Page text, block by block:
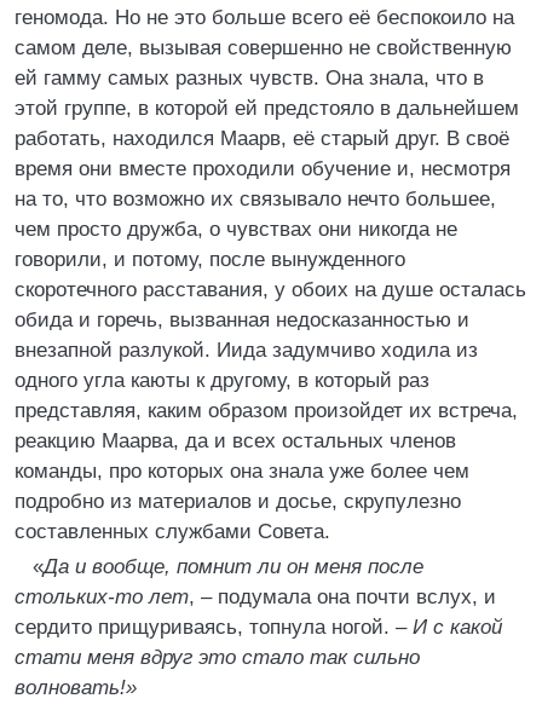
геномода. Но не это больше всего её беспокоило на
самом деле, вызывая совершенно не свойственную
ей гамму самых разных чувств. Она знала, что в
этой группе, в которой ей предстояло в дальнейшем
работать, находился Маарв, её старый друг. В своё
время они вместе проходили обучение и, несмотря
на то, что возможно их связывало нечто большее,
чем просто дружба, о чувствах они никогда не
говорили, и потому, после вынужденного
скоротечного расставания, у обоих на душе осталась
обида и горечь, вызванная недосказанностью и
внезапной разлукой. Иида задумчиво ходила из
одного угла каюты к другому, в который раз
представляя, каким образом произойдет их встреча,
реакцию Маарва, да и всех остальных членов
команды, про которых она знала уже более чем
подробно из материалов и досье, скрупулезно
составленных службами Совета.
«Да и вообще, помнит ли он меня после
стольких-то лет, – подумала она почти вслух, и
сердито прищуриваясь, топнула ногой. – И с какой
стати меня вдруг это стало так сильно
волновать!»